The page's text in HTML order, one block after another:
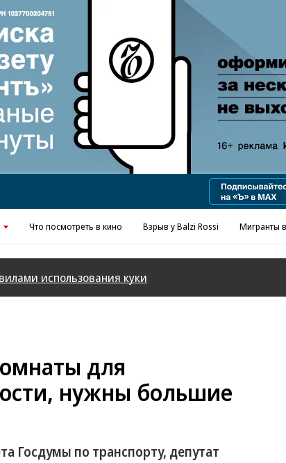
Реклама в «Ъ» www.kommersant.ru/ad
Что посмотреть в кино Взрыв у Balzi Rossi Мигранты
использования куки
для
нужны большие
Госдумы по транспорту, депутат